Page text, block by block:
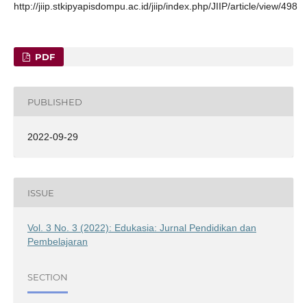
http://jiip.stkipyapisdompu.ac.id/jiip/index.php/JIIP/article/view/498
PDF
PUBLISHED
2022-09-29
ISSUE
Vol. 3 No. 3 (2022): Edukasia: Jurnal Pendidikan dan
Pembelajaran
SECTION